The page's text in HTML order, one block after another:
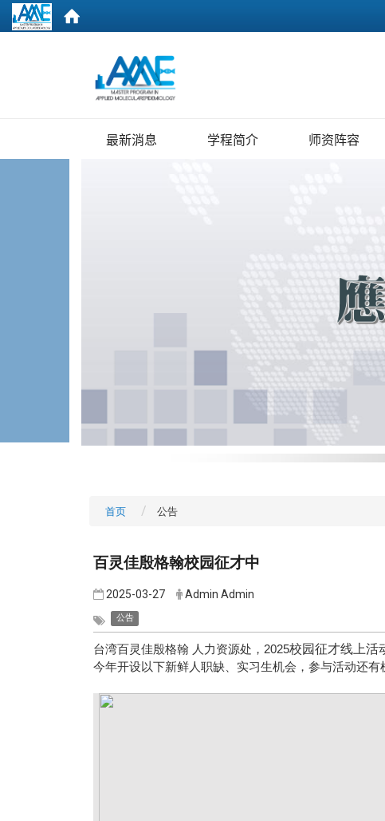
最新消息 学程简介 师资阵容
首页 公告
百灵佳殷格翰校园征才中
2025-03-27 Admin Admin
公告
台湾百灵佳殷格翰 人力资源处，2025校园征才线上活
今年开设以下新鲜人职缺、实习生机会，参与活动还有